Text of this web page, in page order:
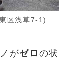
区浅草7-1)
がゼロ の状